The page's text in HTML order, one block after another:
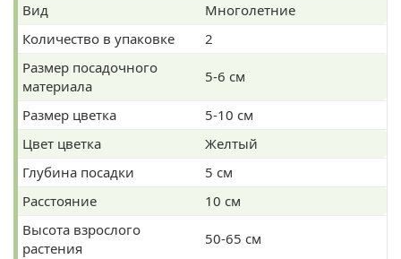
Вид
Многолетние
Количество в упаковке
2
Размер посадочного
материала
5-6 см
Размер цветка
5-10 см
Цвет цветка
Желтый
Глубина посадки
5 см
Расстояние
10 см
Высота взрослого
растения
50-65 см